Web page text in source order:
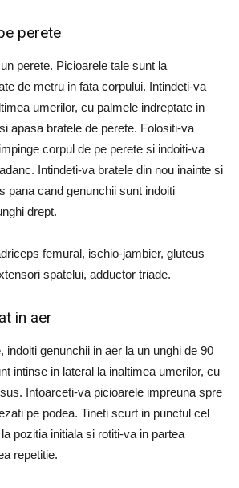
perete
perete. Picioarele tale sunt la
de metru in fata corpului. Intindeti-va
umerilor, cu palmele indreptate in
apasa bratele de perete. Folositi-va
corpul de pe perete si indoiti-va
Intindeti-va bratele din nou inainte si
pana cand genunchii sunt indoiti
drept.
femural, ischio-jambier, gluteus
spatelui, adductor triade.
in aer
indoiti genunchii in aer la un unghi de 90
intinse in lateral la inaltimea umerilor, cu
Intoarceti-va picioarele impreuna spre
pe podea. Tineti scurt in punctul cel
pozitia initiala si rotiti-va in partea
repetitie.